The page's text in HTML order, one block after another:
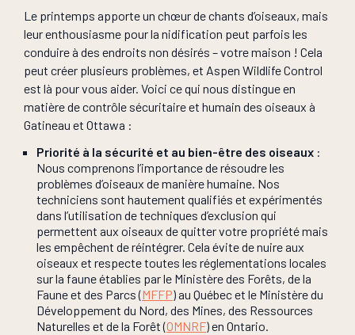
Le printemps apporte un chœur de chants d’oiseaux, mais
leur enthousiasme pour la nidification peut parfois les
conduire à des endroits non désirés – votre maison ! Cela
peut créer plusieurs problèmes, et Aspen Wildlife Control
est là pour vous aider. Voici ce qui nous distingue en
matière de contrôle sécuritaire et humain des oiseaux à
Gatineau et Ottawa :
Priorité à la sécurité et au bien-être des oiseaux :
Nous comprenons l’importance de résoudre les
problèmes d’oiseaux de manière humaine. Nos
techniciens sont hautement qualifiés et expérimentés
dans l’utilisation de techniques d’exclusion qui
permettent aux oiseaux de quitter votre propriété mais
les empêchent de réintégrer. Cela évite de nuire aux
oiseaux et respecte toutes les réglementations locales
sur la faune établies par le Ministère des Forêts, de la
Faune et des Parcs (MFFP) au Québec et le Ministère du
Développement du Nord, des Mines, des Ressources
Naturelles et de la Forêt (OMNRF) en Ontario.